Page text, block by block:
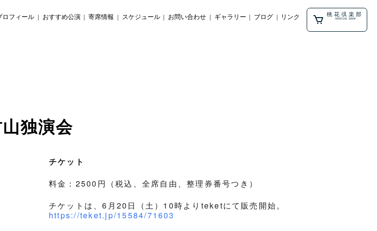
ロフィール おすすめ公演 寄席情報 スケジュール お問い合わせ ギャラリー ブログ リンク 桃花倶楽部
OFFICIAL SHOP
独演会
チケット
料金：2500円（税込、全席自由、整理券番号つき）
チケットは、6月20日（土）10時よりteketにて販売開始。
https://teket.jp/15584/71603